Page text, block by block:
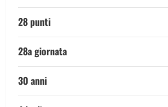
28 punti
28a giornata
30 anni